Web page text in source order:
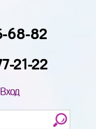
68-82
21-22